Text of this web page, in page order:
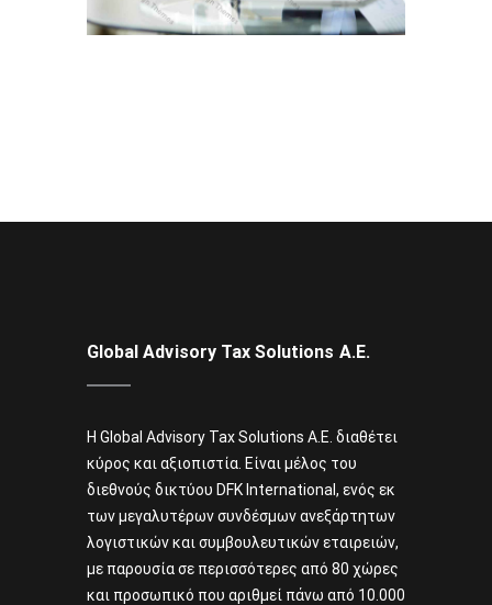
Global Advisory Tax Solutions Α.Ε.
Η Global Advisory Tax Solutions A.E. διαθέτει
κύρος και αξιοπιστία. Είναι μέλος του
διεθνούς δικτύου DFK International, ενός εκ
των μεγαλυτέρων συνδέσμων ανεξάρτητων
λογιστικών και συμβουλευτικών εταιρειών,
με παρουσία σε περισσότερες από 80 χώρες
και προσωπικό που αριθμεί πάνω από 10.000